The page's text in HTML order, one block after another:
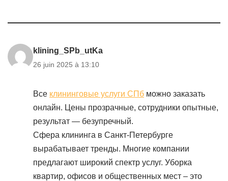
klining_SPb_utKa
26 juin 2025 à 13:10
Все клининговые услуги СПб можно заказать
онлайн. Цены прозрачные, сотрудники опытные,
результат — безупречный.
Сфера клининга в Санкт-Петербурге
вырабатывает тренды. Многие компании
предлагают широкий спектр услуг. Уборка
квартир, офисов и общественных мест – это